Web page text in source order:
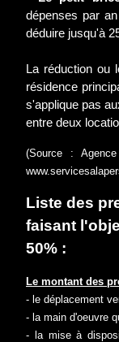
dépenses par
déduire jusqu'à
La réduction ou
résidence
s'applique pas
entre deux
(Source :
Liste des
faisant
50% :
Le montant des
- le déplacement
- la main d'oeuvre
- la mise à